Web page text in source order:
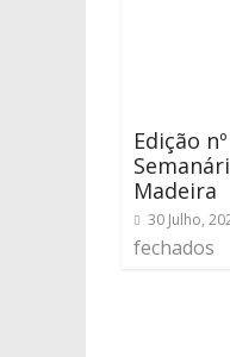
Edição
Madeira
30 Julho,
fechados